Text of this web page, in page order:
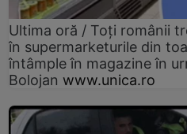
Ultima oră / Toți românii
în supermarketurile din
întâmple în magazine în
Bolojan www.unica.ro